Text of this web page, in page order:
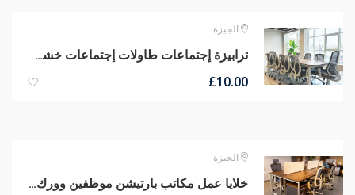
الجيزة
ترابيزة إجتماعات طاولات إجتماعات خشب كونتر قشرة طبيعى جودة عالية وسعر معقول
£10.00
الجيزة
خلايا عمل مكاتب بارتيشن موظفين وورك إستيشن مكاتب مودرن أثاث شركات